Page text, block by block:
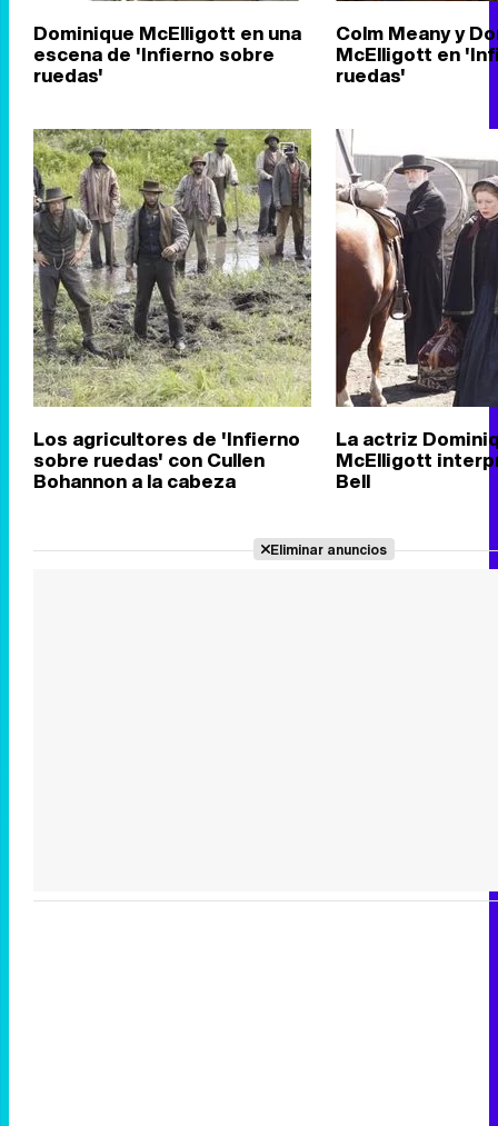
Dominique McElligott en una
escena de 'Infierno sobre
ruedas'
Colm Meany y
McElligott en
ruedas'
Los agricultores de 'Infierno
sobre ruedas' con Cullen
Bohannon a la cabeza
La actriz
McElligott
Bell
Eliminar anuncios